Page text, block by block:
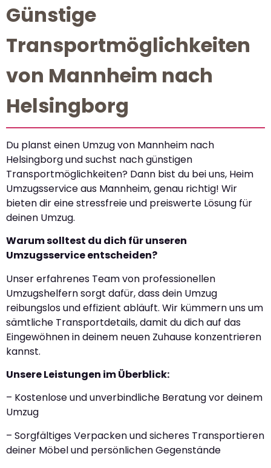
Günstige
Transportmöglichkeiten
von Mannheim nach
Helsingborg
Du planst einen Umzug von Mannheim nach
Helsingborg und suchst nach günstigen
Transportmöglichkeiten? Dann bist du bei uns, Heim
Umzugsservice aus Mannheim, genau richtig! Wir
bieten dir eine stressfreie und preiswerte Lösung für
deinen Umzug.
Warum solltest du dich für unseren
Umzugsservice entscheiden?
Unser erfahrenes Team von professionellen
Umzugshelfern sorgt dafür, dass dein Umzug
reibungslos und effizient abläuft. Wir kümmern uns um
sämtliche Transportdetails, damit du dich auf das
Eingewöhnen in deinem neuen Zuhause konzentrieren
kannst.
Unsere Leistungen im Überblick:
– Kostenlose und unverbindliche Beratung vor deinem
Umzug
– Sorgfältiges Verpacken und sicheres Transportieren
deiner Möbel und persönlichen Gegenstände